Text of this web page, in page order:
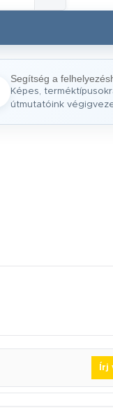
Segítség a
Képes,
útmutatóink
Írj